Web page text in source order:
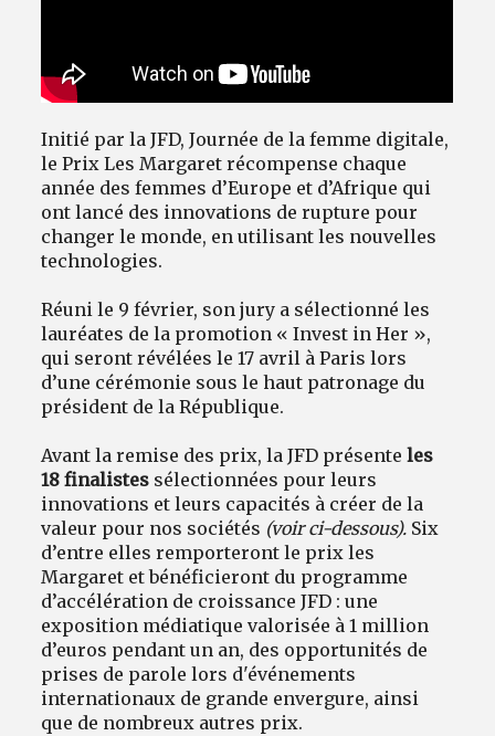
Initié par la JFD, Journée de la femme digitale,
le Prix Les Margaret récompense chaque
année des femmes d’Europe et d’Afrique qui
ont lancé des innovations de rupture pour
changer le monde, en utilisant les nouvelles
technologies.
Réuni le 9 février, son jury a sélectionné les
lauréates de la promotion « Invest in Her »,
qui seront révélées le 17 avril à Paris lors
d’une cérémonie sous le haut patronage du
président de la République.
Avant la remise des prix, la JFD présenteles
18 finalistes sélectionnées pour leurs
innovations et leurs capacités à créer de la
valeur pour nos sociétés (voir ci-dessous). Six
d’entre elles remporteront le prix les
Margaret et bénéficieront du programme
d’accélération de croissance JFD : une
exposition médiatique valorisée à 1 million
d’euros pendant un an, des opportunités de
prises de parole lors d'événements
internationaux de grande envergure, ainsi
que de nombreux autres prix.